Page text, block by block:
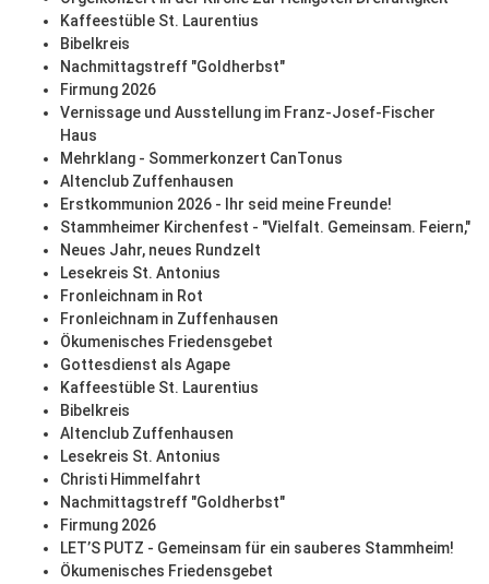
Kaffeestüble St. Laurentius
Bibelkreis
Nachmittagstreff "Goldherbst"
Firmung 2026
Vernissage und Ausstellung im Franz-Josef-Fischer
Haus
Mehrklang - Sommerkonzert CanTonus
Altenclub Zuffenhausen
Erstkommunion 2026 - Ihr seid meine Freunde!
Stammheimer Kirchenfest - "Vielfalt. Gemeinsam. Feiern,"
Neues Jahr, neues Rundzelt
Lesekreis St. Antonius
Fronleichnam in Rot
Fronleichnam in Zuffenhausen
Ökumenisches Friedensgebet
Gottesdienst als Agape
Kaffeestüble St. Laurentius
Bibelkreis
Altenclub Zuffenhausen
Lesekreis St. Antonius
Christi Himmelfahrt
Nachmittagstreff "Goldherbst"
Firmung 2026
LET’S PUTZ - Gemeinsam für ein sauberes Stammheim!
Ökumenisches Friedensgebet